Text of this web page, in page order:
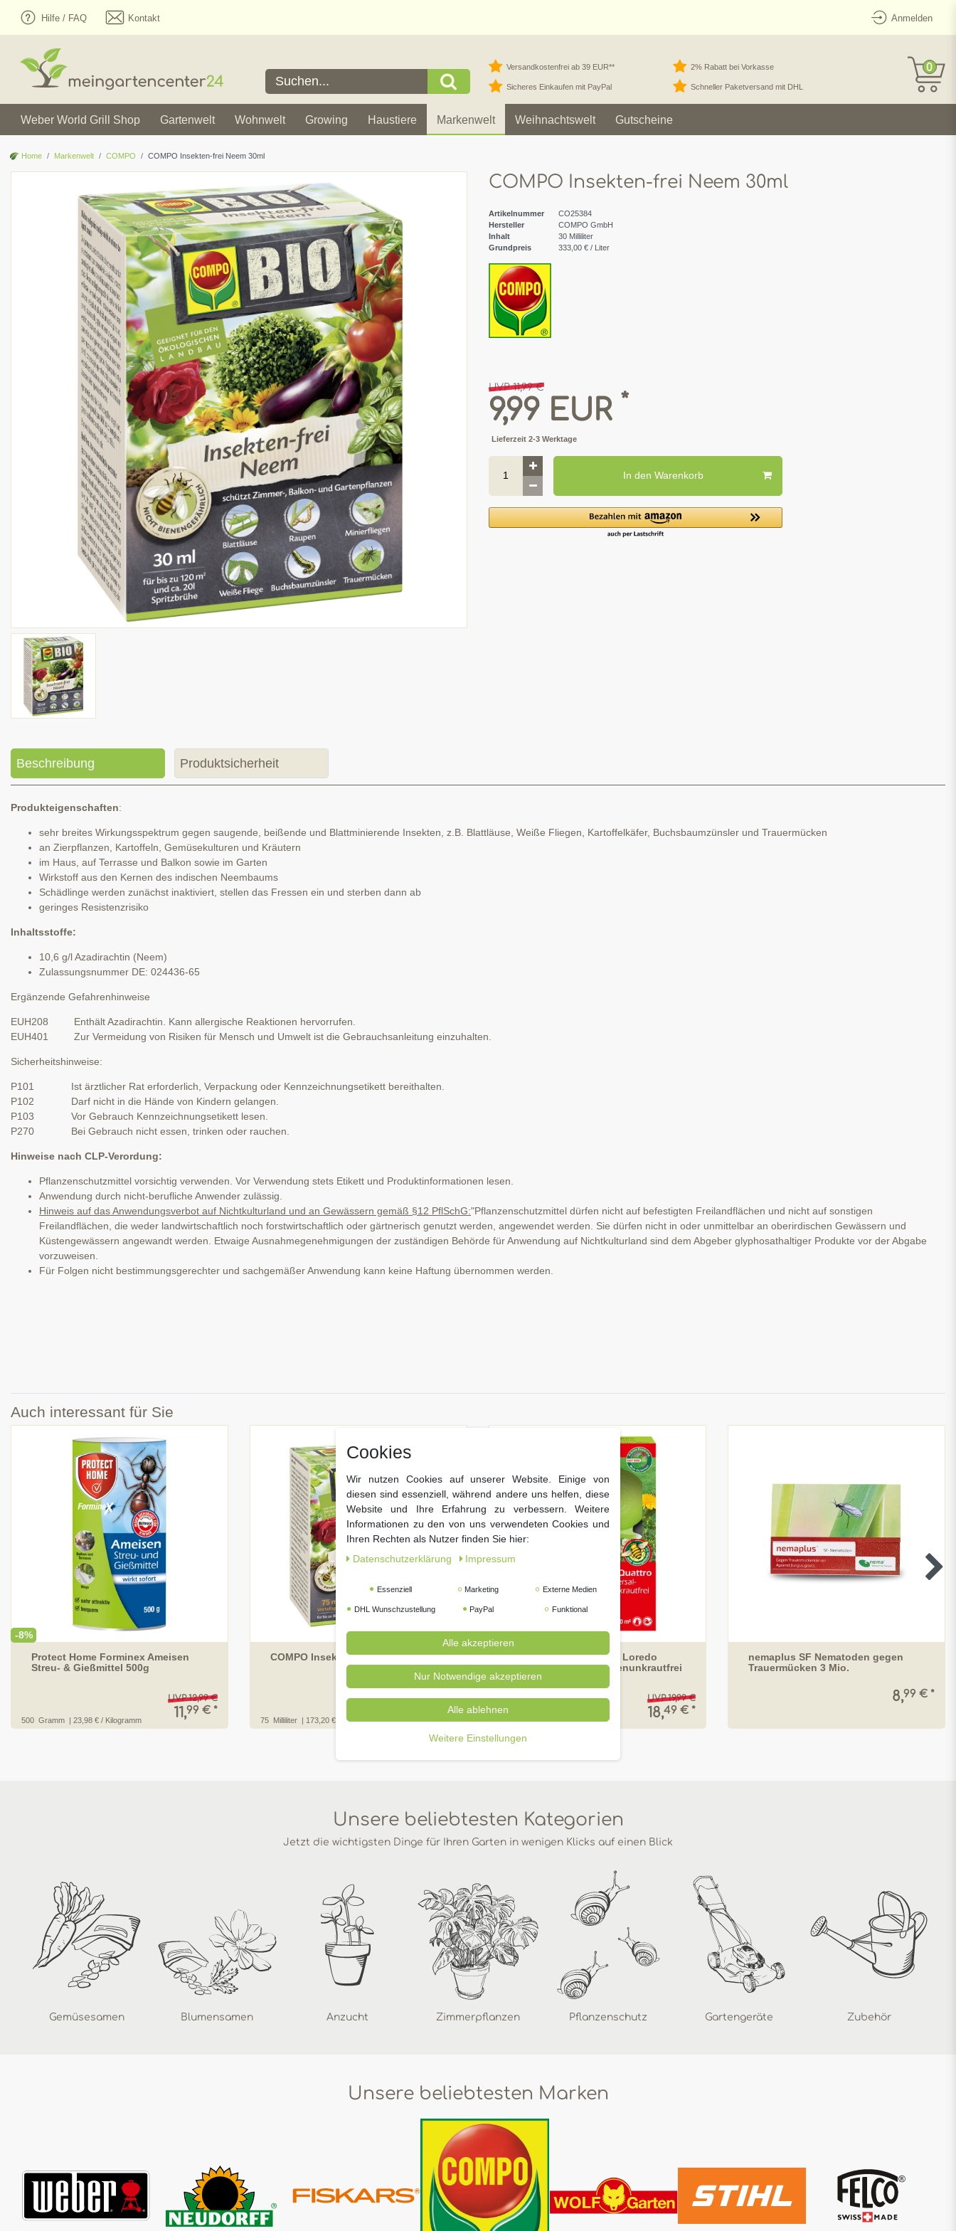
Hilfe / FAQ Kontakt Anmelden
Versandkostenfrei ab 39 EUR** 2% Rabatt bei Vorkasse
Sicheres Einkaufen mit PayPal Schneller Paketversand mit DHL
0
Weber World Grill Shop Gartenwelt Wohnwelt Growing Haustiere Markenwelt Weihnachtswelt Gutscheine
Home Markenwelt COMPO COMPO Insekten-frei Neem 30ml
COMPO Insekten-frei Neem 30ml
Artikelnummer
CO25384
Hersteller
COMPO GmbH
Inhalt
30 Milliliter
Grundpreis
333,00 € / Liter
UVP 11,99 €
9,99 EUR *
Lieferzeit 2-3 Werktage
In den Warenkorb
Beschreibung Produktsicherheit
Produkteigenschaften:
sehr breites Wirkungsspektrum gegen saugende, beißende und Blattminierende Insekten, z.B. Blattläuse, Weiße Fliegen, Kartoffelkäfer, Buchsbaumzünsler und Trauermücken
an Zierpflanzen, Kartoffeln, Gemüsekulturen und Kräutern
im Haus, auf Terrasse und Balkon sowie im Garten
Wirkstoff aus den Kernen des indischen Neembaums
Schädlinge werden zunächst inaktiviert, stellen das Fressen ein und sterben dann ab
geringes Resistenzrisiko
Inhaltsstoffe:
10,6 g/l Azadirachtin (Neem)
Zulassungsnummer DE: 024436-65
Ergänzende Gefahrenhinweise
EUH208 Enthält Azadirachtin. Kann allergische Reaktionen hervorrufen.
EUH401 Zur Vermeidung von Risiken für Mensch und Umwelt ist die Gebrauchsanleitung einzuhalten.
Sicherheitshinweise:
P101 Ist ärztlicher Rat erforderlich, Verpackung oder Kennzeichnungsetikett bereithalten.
P102 Darf nicht in die Hände von Kindern gelangen.
P103 Vor Gebrauch Kennzeichnungsetikett lesen.
P270 Bei Gebrauch nicht essen, trinken oder rauchen.
Hinweise nach CLP-Verordung:
Pflanzenschutzmittel vorsichtig verwenden. Vor Verwendung stets Etikett und Produktinformationen lesen.
Anwendung durch nicht-berufliche Anwender zulässig.
Hinweis auf das Anwendungsverbot auf Nichtkulturland und an Gewässern gemäß §12 PflSchG:"Pflanzenschutzmittel dürfen nicht auf befestigten Freilandflächen und nicht auf sonstigen
Freilandflächen, die weder landwirtschaftlich noch forstwirtschaftlich oder gärtnerisch genutzt werden, angewendet werden. Sie dürfen nicht in oder unmittelbar an oberirdischen Gewässern und
Küstengewässern angewandt werden. Etwaige Ausnahmegenehmigungen der zuständigen Behörde für Anwendung auf Nichtkulturland sind dem Abgeber glyphosathaltiger Produkte vor der Abgabe
vorzuweisen.
Für Folgen nicht bestimmungsgerechter und sachgemäßer Anwendung kann keine Haftung übernommen werden.
Auch interessant für Sie
-8%
Protect Home Forminex Ameisen
Streu- & Gießmittel 500g
UVP 12,99 €
11,99 € *
500 Gramm | 23,98 € / Kilogramm
COMPO Insekten-frei Neem 75ml
UVP 19,99 €
99 € *
75 Milliliter | 173,20 € / Liter
Artikelpaket
[Paket] Protect Garden Loredo
Quattro Universal-Rasenunkrautfrei
250ml
UVP 19,99 €
18,49 € *
250 Milliliter | 73,96 € / Liter
nemaplus SF Nematoden gegen
Trauermücken 3 Mio.
8,99 € *
Unsere beliebtesten Kategorien
Jetzt die wichtigsten Dinge für Ihren Garten in wenigen Klicks auf einen Blick
Gemüsesamen Blumensamen Anzucht Zimmerpflanzen Pflanzenschutz Gartengeräte Zubehör
Unsere beliebtesten Marken
Cookies
Wir nutzen Cookies auf unserer Website. Einige von
diesen sind essenziell, während andere uns helfen, diese
Website und Ihre Erfahrung zu verbessern. Weitere
Informationen zu den von uns verwendeten Cookies und
Ihren Rechten als Nutzer finden Sie hier:
Daten­schutz­erklärung
Impressum
Essenziell Marketing Externe Medien
DHL Wunschzustellung PayPal Funktional
Alle akzeptieren
Nur Notwendige akzeptieren
Alle ablehnen
Weitere Einstellungen